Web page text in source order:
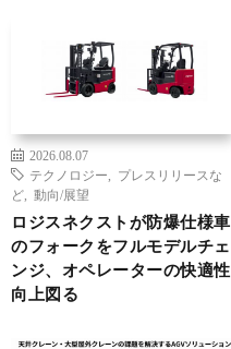
2026.08.07
テクノロジー
プレスリリースな
ど
動向/展望
ロジスネクストが防爆仕様車
のフォークをフルモデルチェ
ンジ、オペレーターの快適性
向上図る